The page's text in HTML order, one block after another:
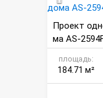
Проект
ма AS-
площадь:
184.71 м²